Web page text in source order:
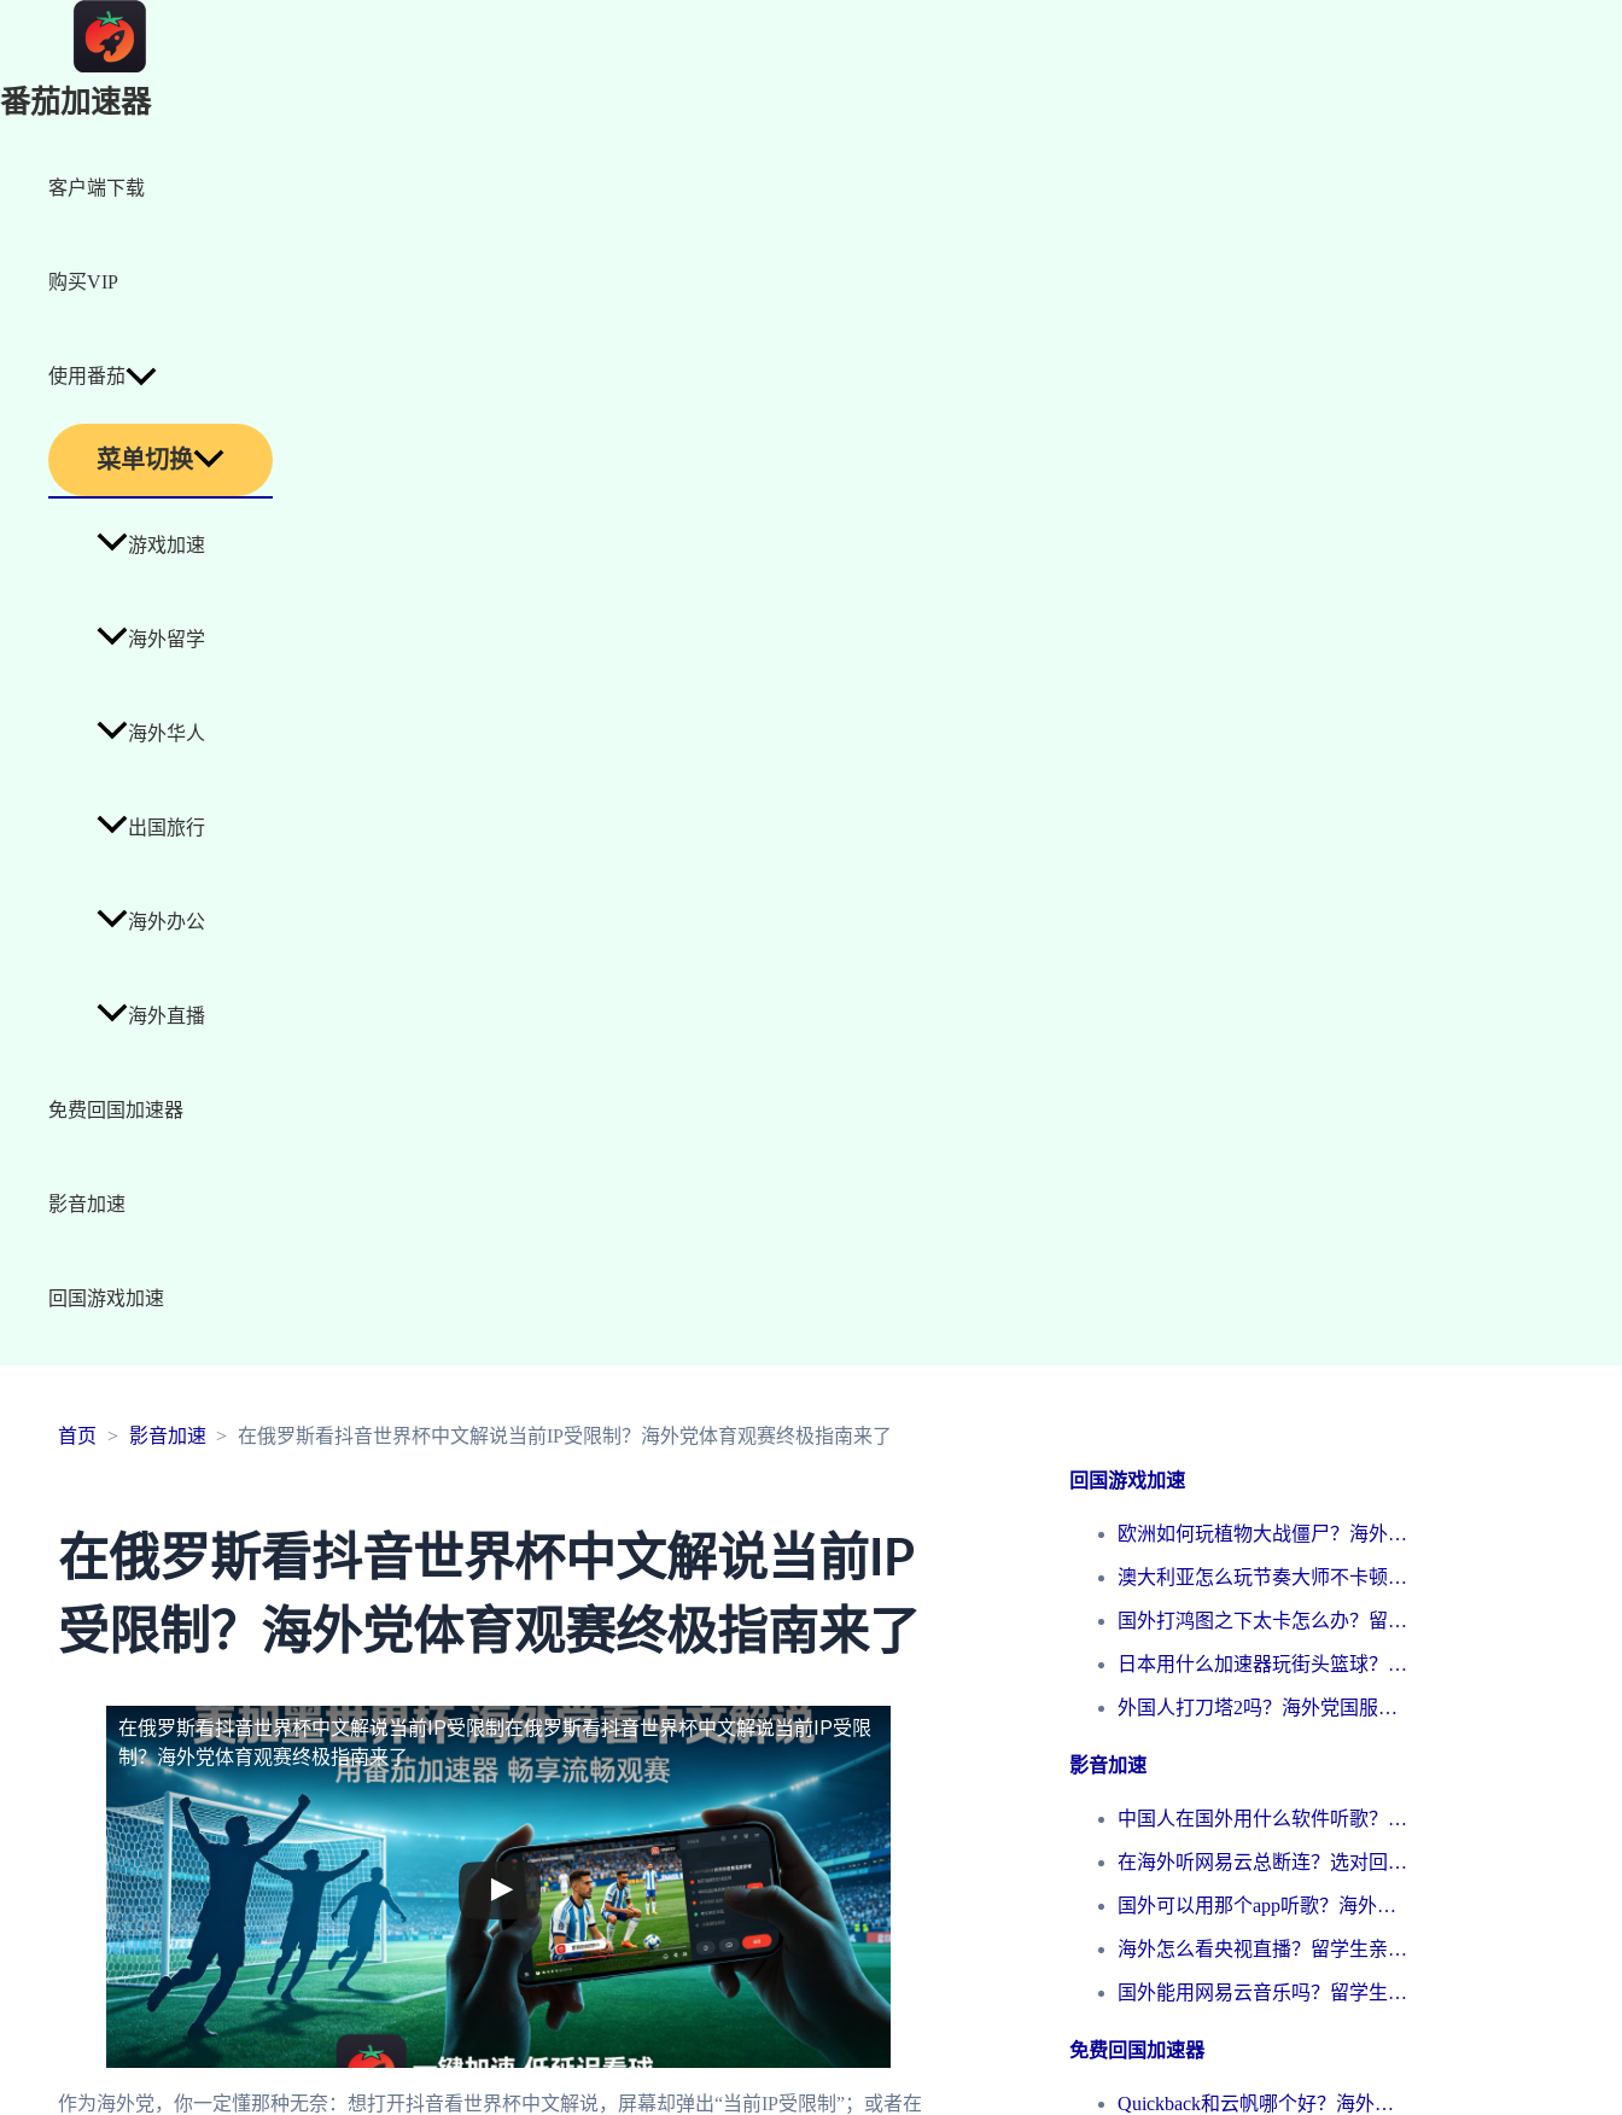
番茄加速器
客户端下载
购买VIP
使用番茄
菜单切换
游戏加速
海外留学
海外华人
出国旅行
海外办公
海外直播
免费回国加速器
影音加速
回国游戏加速
首页 影音加速 在俄罗斯看抖音世界杯中文解说当前IP受限制？海外党体育观赛终极指南来了
在俄罗斯看抖音世界杯中文解说当前IP
受限制？海外党体育观赛终极指南来了
在俄罗斯看抖音世界杯中文解说当前IP受限制在俄罗斯看抖音世界杯中文解说当前IP受限
制？海外党体育观赛终极指南来了
作为海外党，你一定懂那种无奈：想打开抖音看世界杯中文解说，屏幕却弹出“当前IP受限制”；或者在
回国游戏加速
欧洲如何玩植物大战僵尸？海外党国服游戏加速避坑指南（附实测对比）
澳大利亚怎么玩节奏大师不卡顿？海外党国服游戏加速终极指南
国外打鸿图之下太卡怎么办？留学生亲测有效的国服游戏加速方案
日本用什么加速器玩街头篮球？海外党国服游戏不卡顿的终极攻略
外国人打刀塔2吗？海外党国服游戏加速避坑全攻略
影音加速
中国人在国外用什么软件听歌？别再被地域限制卡脖子，这篇教你轻松解锁国内音乐库
在海外听网易云总断连？选对回国加速器，告别地区限制和卡顿
国外可以用那个app听歌？海外党亲测有效的回国加速方案，轻松听国内音乐听书
海外怎么看央视直播？留学生亲测：3步解决版权限制+追剧自由
国外能用网易云音乐吗？留学生亲测：3步解决海外听歌难题
免费回国加速器
Quickback和云帆哪个好？海外党2026亲测指南：选对加速器大陆工具，无缝刷国内剧玩国服